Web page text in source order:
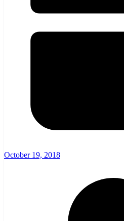
October 19, 2018